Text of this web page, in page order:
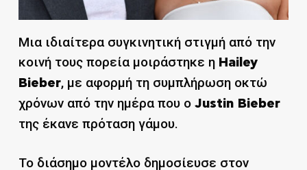
Μια ιδιαίτερα συγκινητική στιγμή από την
κοινή τους πορεία μοιράστηκε η Hailey
Bieber, με αφορμή τη συμπλήρωση οκτώ
χρόνων από την ημέρα που ο Justin Bieber
της έκανε πρόταση γάμου.
Το διάσημο μοντέλο δημοσίευσε στον